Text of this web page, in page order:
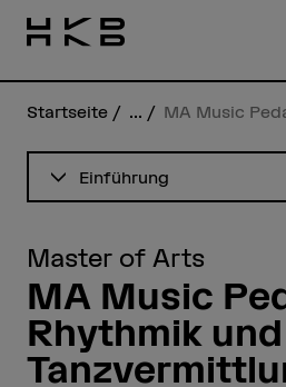
Startseite ...
Einführung
Master of Arts
MA Music
Rhythmik und